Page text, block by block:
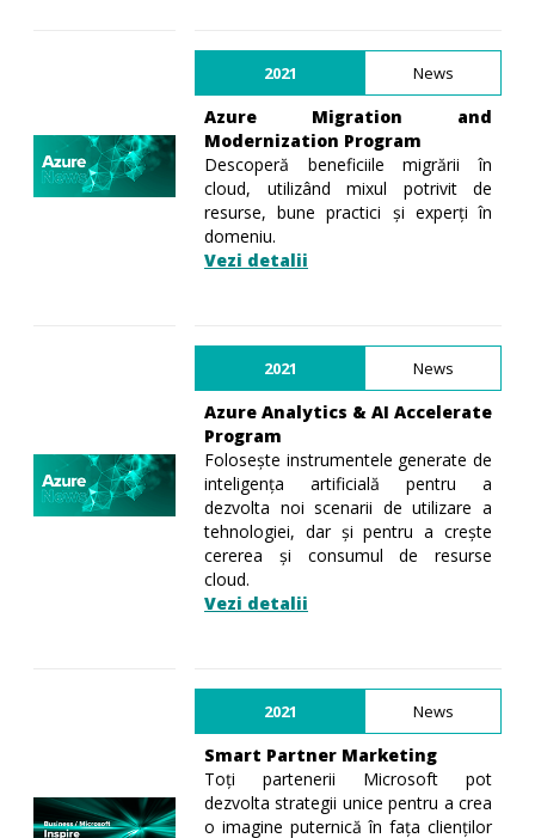
2021 News
Azure Migration and
Modernization Program
Descoperă beneficiile migrării în
cloud, utilizând mixul potrivit de
resurse, bune practici și experți în
domeniu.
Vezi detalii
2021 News
Azure Analytics & AI Accelerate
Program
Folosește instrumentele generate de
inteligența artificială pentru a
dezvolta noi scenarii de utilizare a
tehnologiei, dar și pentru a crește
cererea și consumul de resurse
cloud.
Vezi detalii
2021 News
Smart Partner Marketing
Toți partenerii Microsoft pot
dezvolta strategii unice pentru a crea
o imagine puternică în fața clienților